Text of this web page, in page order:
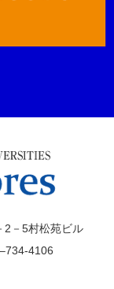
2－5村松苑ビル
4106